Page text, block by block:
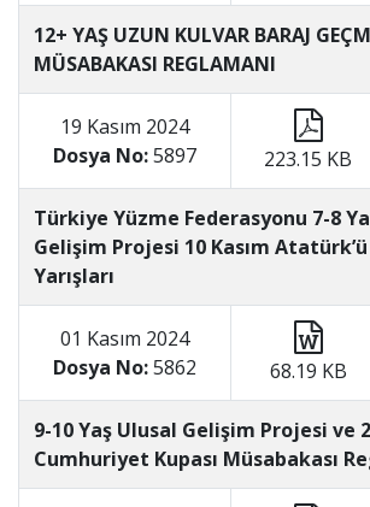
12+ YAŞ UZUN KULVAR BARAJ
MÜSABAKASI REGLAMANI
19 Kasım 2024
Dosya No:5897 223.15 KB
Türkiye Yüzme Federasyonu 7-8
Gelişim Projesi 10 Kasım
Yarışları
01 Kasım 2024
Dosya No:5862 68.19 KB
9-10 Yaş Ulusal Gelişim Projesi ve
Cumhuriyet Kupası Müsabakası